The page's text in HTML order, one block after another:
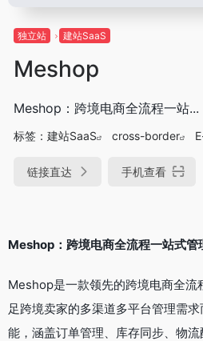
独立站 建站SaaS
Meshop
Meshop：跨境电商全流程一站...
标签： 建站SaaS cross-border
链接直达 手机查看
Meshop：跨境电商全流程一站式管
Meshop是一款领先的跨境电商全流
足跨境卖家的多渠道多平台管理需
能，涵盖订单管理、库存同步、物